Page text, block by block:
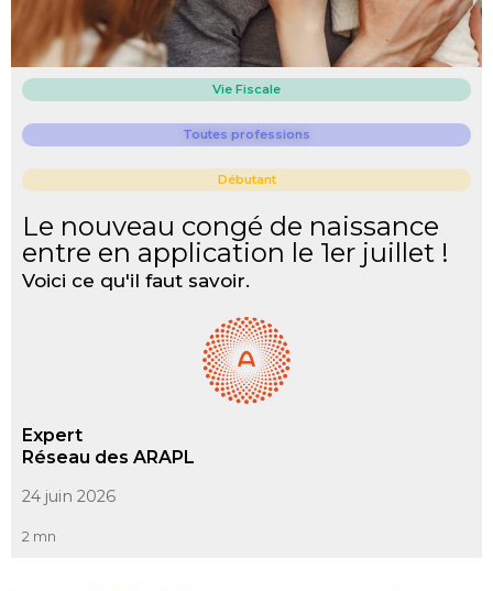
Vie Fiscale
Toutes professions
Débutant
Le nouveau congé de naissance
entre en application le 1er juillet !
Voici ce qu'il faut savoir.
Expert
Réseau des ARAPL
24 juin 2026
2 mn